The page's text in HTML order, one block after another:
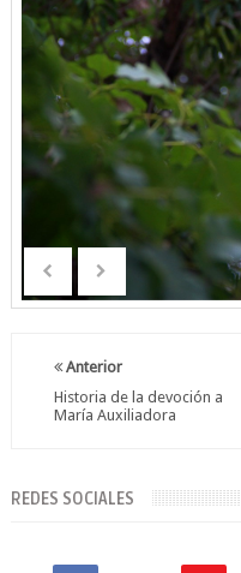
Anterior
Historia de la devoción a
María Auxiliadora
REDES SOCIALES